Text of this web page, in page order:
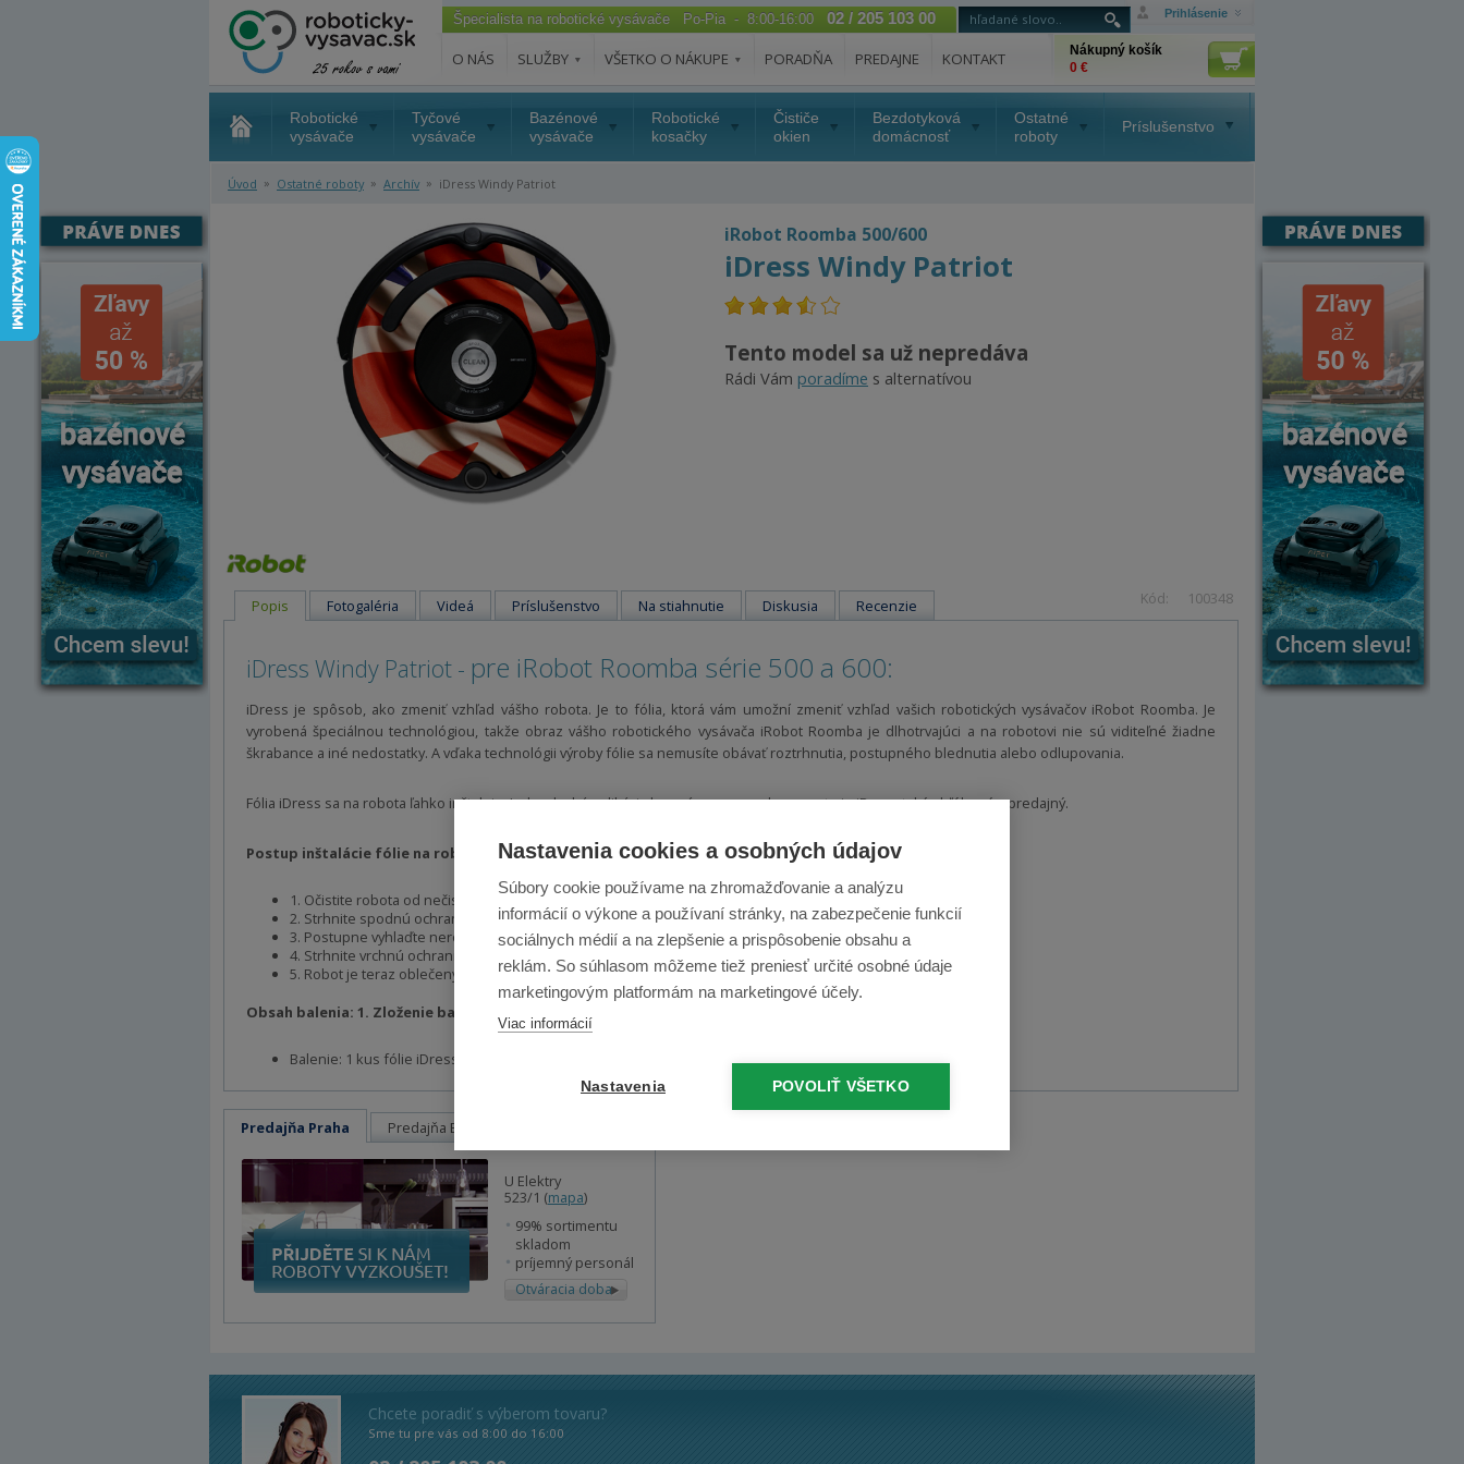
Prihlásenie
Špecialista na robotické vysávače Po-Pia - 8:00-16:00 02 / 205 103 00
O NÁS SLUŽBY VŠETKO O NÁKUPE PORADŇA PREDAJNE KONTAKT
Nákupný košík
0 €
Robotické
vysávače
Tyčové
vysávače
Bazénové
vysávače
Robotické
kosačky
Čističe
okien
Bezdotyková
domácnosť
Ostatné
roboty
Príslušenstvo
Úvod » Ostatné roboty » Archív » iDress Windy Patriot
iRobot Roomba 500/600
iDress Windy Patriot
Tento model sa už nepredáva
Rádi Vám poradíme s alternatívou
Kód: 100348
Popis Fotogaléria Videá Príslušenstvo Na stiahnutie Diskusia Recenzie
iDress Windy Patriot - pre iRobot Roomba série 500 a 600:
iDress je spôsob, ako zmeniť vzhľad vášho robota. Je to fólia, ktorá vám umožní zmeniť vzhľad vašich robotických vysávačov iRobot Roomba. Je
vyrobená špeciálnou technológiou, takže obraz vášho robotického vysávača iRobot Roomba je dlhotrvajúci a na robotovi nie sú viditeľné žiadne
škrabance a iné nedostatky. A vďaka technológii výroby fólie sa nemusíte obávať roztrhnutia, postupného blednutia alebo odlupovania.
Fólia iDress sa na robota ľahko inštaluje. Jednoduchá aplikácia hovorí sama za seba, a preto je iDress taký obľúbený a predajný.
Postup inštalácie fólie na robot:
1. Očistite robota od nečistôt.
2. Strhnite spodnú ochrannú fóliu iDress a pripevnite ju na robota.
3. Postupne vyhlaďte nerovnosti, odstráňte bubliny a nedokonalosti.
4. Strhnite vrchnú ochrannú fóliu iDress.
5. Robot je teraz oblečený do nového kabátu podľa vášho výberu a pripravený na použitie.
Obsah balenia: 1. Zloženie balenia. 2. Zloženie balenia:
Balenie: 1 kus fólie iDress Windy Patriot
Predajňa Praha Predajňa Brno
U Elektry
523/1 (mapa)
99% sortimentu
skladom
príjemný personál
Otváracia doba
Chcete poradiť s výberom tovaru?
Sme tu pre vás od 8:00 do 16:00
Nastavenia cookies a osobných údajov
Súbory cookie používame na zhromažďovanie a analýzu
informácií o výkone a používaní stránky, na zabezpečenie funkcií
sociálnych médií a na zlepšenie a prispôsobenie obsahu a
reklám. So súhlasom môžeme tiež preniesť určité osobné údaje
marketingovým platformám na marketingové účely.
Viac informácií
Nastavenia POVOLIŤ VŠETKO